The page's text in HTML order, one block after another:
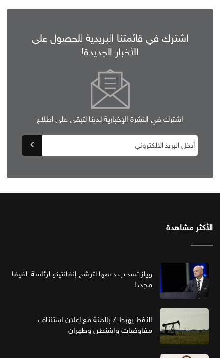
اشترك في قائمتنا البريدية للحصول على
الأخبار الجديدة!
اشترك في النشرة الإخبارية لدينا لتبقى على اطلاع
الأكثر مشاهدة
ويلز تسحب دعمها لترشح إنفانتينو لرئاسة الفيفا
مجددا
النفط يهبط 7 بالمئة مع إعلان استئناف
مفاوضات واشنطن وطهران